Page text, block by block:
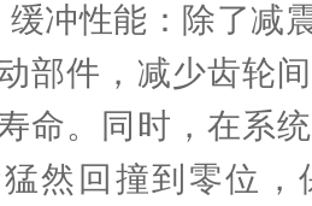
性能：除了减震
部件，减少齿轮
命。同时，在系
然回撞到零位，